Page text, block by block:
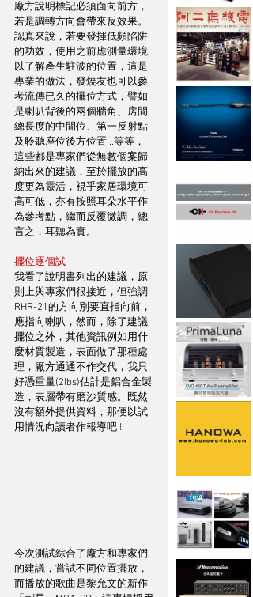
廠方說明標記必須面向前方，
若是調轉方向會帶來反效果。
認真來說，若要發揮低頻陷阱
的功效，使用之前應測量環境
以了解產生駐波的位置，這是
專業的做法，發燒友也可以參
考流傳已久的擺位方式，譬如
是喇叭背後的兩個牆角、房間
總長度的中間位、第一反射點
及聆聽座位後方位置...等等，
這些都是專家們從無數個案歸
納出來的建議，至於擺放的高
度更為靈活，視乎家居環境可
高可低，亦有按照耳朵水平作
為參考點，繼而反覆微調，總
言之，耳聽為實。
擺位逐個試
我看了說明書列出的建議，原
則上與專家們很接近，但強調
RHR-21的方向別要直指向前，
應指向喇叭，然而，除了建議
擺位之外，其他資訊例如用什
麼材質製造，表面做了那種處
理，廠方通通不作交代，我只
好憑重量(2lbs)估計是鋁合金製
造，表層帶有磨沙質感。既然
沒有額外提供資料，那便以試
用情況向讀者作報導吧 !
今次測試綜合了廠方和專家們
的建議，嘗試不同位置擺放，
而播放的歌曲是黎允文的新作